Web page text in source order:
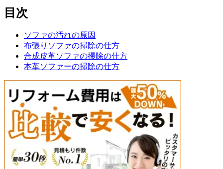
目次
ソファの汚れの原因
布張りソファの掃除の仕方
合成皮革ソファの掃除の仕方
本革ソファーの掃除の仕方